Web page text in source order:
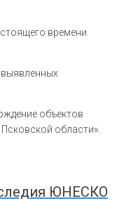
времени
выявленных
объектов
области».
ЮНЕСКО